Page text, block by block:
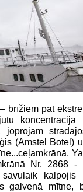
brīžiem pat
koncentrācija
(Amstel Botel)
Nr. 2868 -
kalpojis
galvenā mītne,